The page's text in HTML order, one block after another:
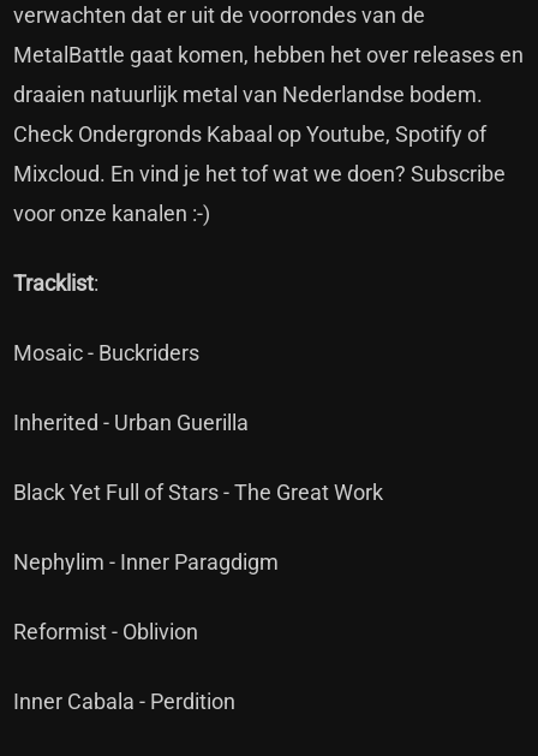
verwachten dat er uit de voorrondes van de
MetalBattle gaat komen, hebben het over releases en
draaien natuurlijk metal van Nederlandse bodem.
Check Ondergronds Kabaal op Youtube, Spotify of
Mixcloud. En vind je het tof wat we doen? Subscribe
voor onze kanalen :-)
Tracklist:
Mosaic - Buckriders
Inherited - Urban Guerilla
Black Yet Full of Stars - The Great Work
Nephylim - Inner Paragdigm
Reformist - Oblivion
Inner Cabala - Perdition